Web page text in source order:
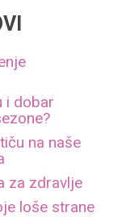
i dobar
na naše
za zdravlje
loše strane